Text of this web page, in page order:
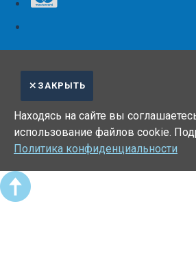
ЗАКРЫТЬ
Находясь на сайте вы
использование файлов cookie.
Политика конфиденциальности